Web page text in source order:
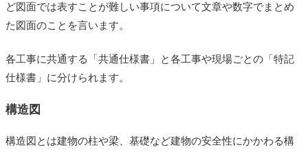
ど図面では表すことが難しい事項について文章や数字でまとめ
た図面のことを言います。
各工事に共通する「共通仕様書」と各工事や現場ごとの「特記
仕様書」に分けられます。
構造図
構造図とは建物の柱や梁、基礎など建物の安全性にかかわる構